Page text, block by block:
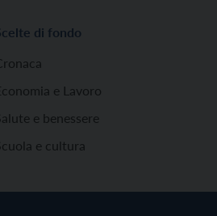
di fondo
e Lavoro
e benessere
e cultura